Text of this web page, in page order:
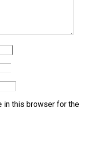
in this browser for the